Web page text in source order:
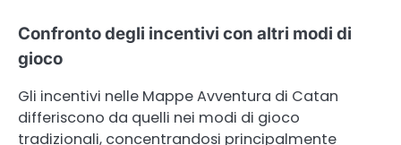
Confronto degli incentivi con altri modi di
gioco
Gli incentivi nelle Mappe Avventura di Catan
differiscono da quelli nei modi di gioco
tradizionali, concentrandosi principalmente